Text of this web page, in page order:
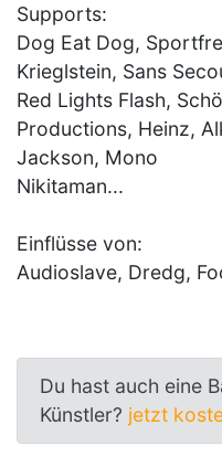
Supports:
Dog Eat Dog,
Krieglstein, Sans
Red Lights Flash,
Productions, Heinz,
Jackson, Mono
Nikitaman...
Einflüsse von:
Audioslave, Dredg,
Du hast auch eine
Künstler? jetzt